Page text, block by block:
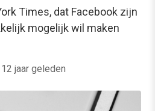
Times, dat Facebook zijn
mogelijk wil maken
12 jaar geleden